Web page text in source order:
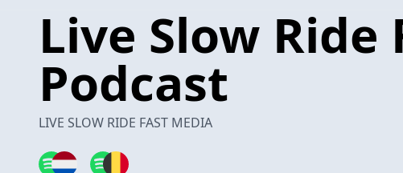
Live Slow Ride
Podcast
LIVE SLOW RIDE FAST MEDIA